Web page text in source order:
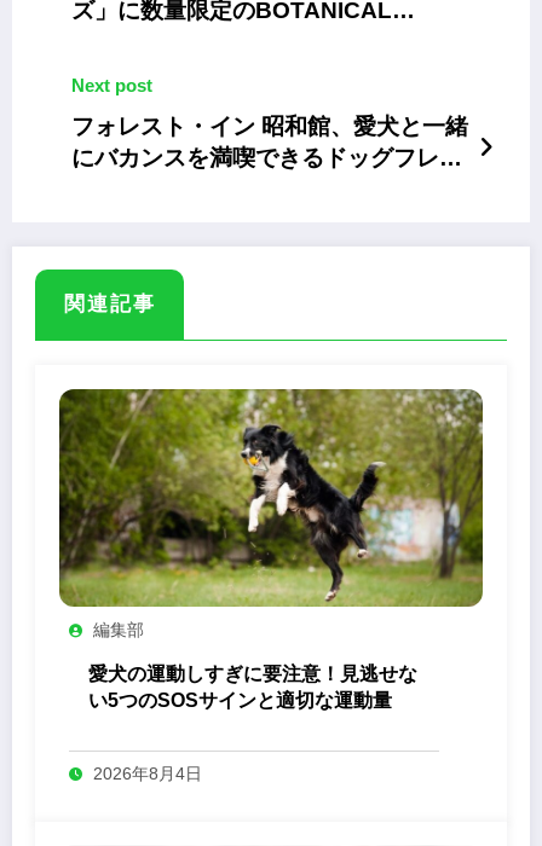
ズ」に数量限定のBOTANICAL
Next post
フォレスト・イン 昭和館、愛犬と一緒
にバカンスを満喫できるドッグフレン
関連記事
編集部
愛犬の運動しすぎに要注意！見逃せな
い5つのSOSサインと適切な運動量
2026年8月4日